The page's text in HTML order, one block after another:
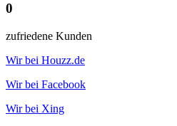
0
zufriedene Kunden
Wir bei Houzz.de
Wir bei Facebook
Wir bei Xing